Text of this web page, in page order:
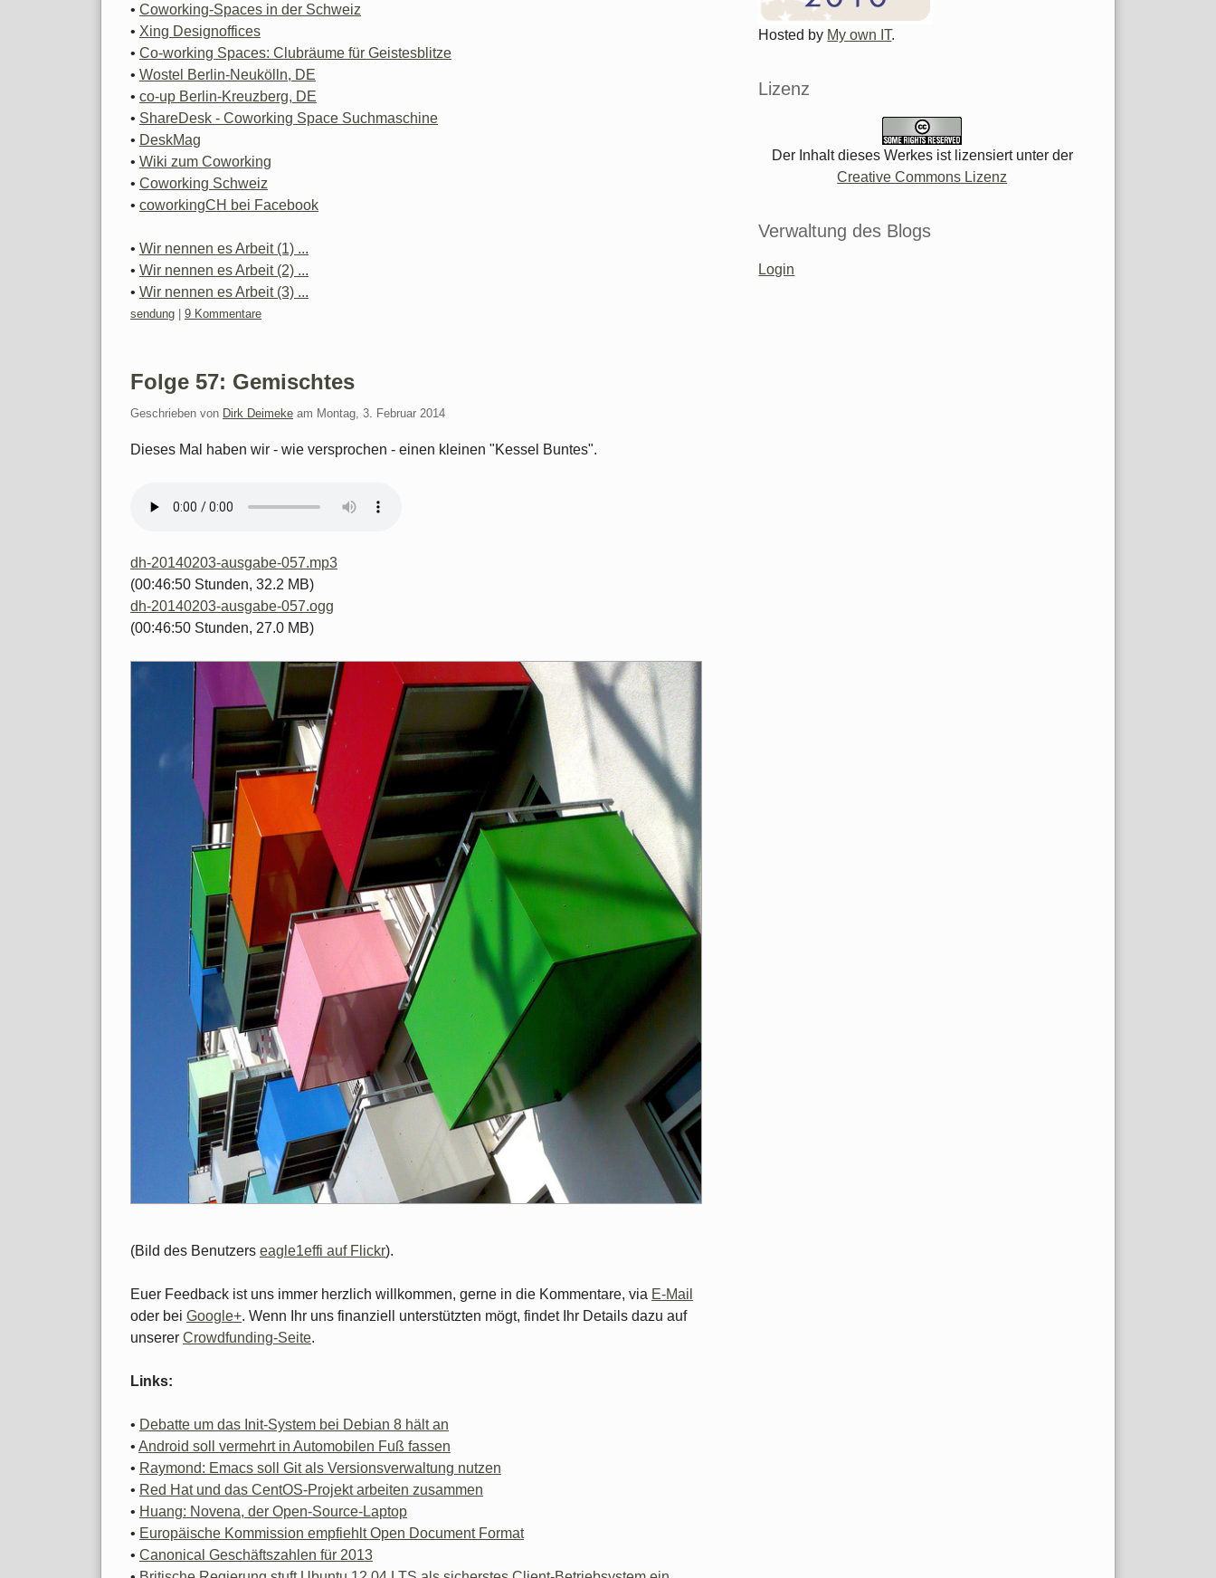
• Coworking-Spaces in der Schweiz
• Xing Designoffices
• Co-working Spaces: Clubräume für Geistesblitze
• Wostel Berlin-Neukölln, DE
• co-up Berlin-Kreuzberg, DE
• ShareDesk - Coworking Space Suchmaschine
• DeskMag
• Wiki zum Coworking
• Coworking Schweiz
• coworkingCH bei Facebook
• Wir nennen es Arbeit (1) ...
• Wir nennen es Arbeit (2) ...
• Wir nennen es Arbeit (3) ...
Kategorien:
sendung 9 Kommentare
Folge 57: Gemischtes
Geschrieben von Dirk Deimeke am Montag, 3. Februar 2014
Dieses Mal haben wir - wie versprochen - einen kleinen "Kessel Buntes".
dh-20140203-ausgabe-057.mp3
(00:46:50 Stunden, 32.2 MB)
dh-20140203-ausgabe-057.ogg
(00:46:50 Stunden, 27.0 MB)
(Bild des Benutzers eagle1effi auf Flickr).
Euer Feedback ist uns immer herzlich willkommen, gerne in die Kommentare, via E-Mail
oder bei Google+. Wenn Ihr uns finanziell unterstützten mögt, findet Ihr Details dazu auf
unserer Crowdfunding-Seite.
Links:
• Debatte um das Init-System bei Debian 8 hält an
• Android soll vermehrt in Automobilen Fuß fassen
• Raymond: Emacs soll Git als Versionsverwaltung nutzen
• Red Hat und das CentOS-Projekt arbeiten zusammen
• Huang: Novena, der Open-Source-Laptop
• Europäische Kommission empfiehlt Open Document Format
• Canonical Geschäftszahlen für 2013
Hosted by My own IT.
Lizenz
Der Inhalt dieses Werkes ist lizensiert unter der
Creative Commons Lizenz
Verwaltung des Blogs
Login